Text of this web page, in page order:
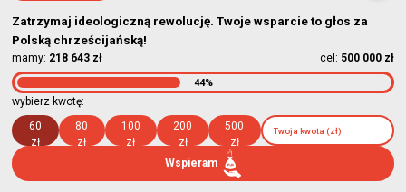
Zatrzymaj ideologiczną rewolucję. Twoje wsparcie to głos za
Polską chrześcijańską!
mamy: 218 643 zł cel: 500 000 zł
44%
wybierz kwotę:
60
zł
80
zł
100
zł
200
zł
500
zł
Wspieram